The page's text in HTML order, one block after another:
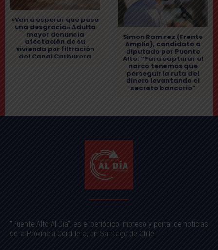
«Van a esperar que pase
una desgracia» Adulta
mayor denuncia
afectación de su
vivienda por filtración
del Canal Carburera
Simon Ramirez (Frente
Amplio), candidato a
diputado por Puente
Alto: “Para capturar al
narco tenemos que
perseguir la ruta del
dinero levantando el
secreto bancario”
"Puente Alto Al Día", es el periódico impreso y portal de noticias
de la Provincia Cordillera, en Santiago de Chile.